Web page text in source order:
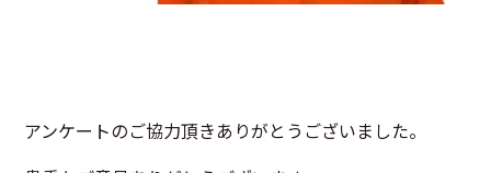
アンケートのご協力頂きありがとうございました。